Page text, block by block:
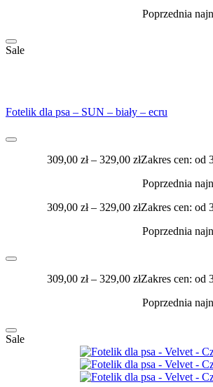
Poprzednia
Sale
Fotelik dla psa – SUN – biały – ecru
309,00 zł – 329,00 złZakres cen: od
Poprzednia
309,00 zł – 329,00 złZakres cen: od
Poprzednia
309,00 zł – 329,00 złZakres cen: od
Poprzednia
Sale